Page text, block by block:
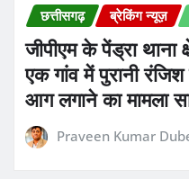
छत्तीसगढ़ ब्रेकिंग न्यूज़
जीपीएम के पेंड्रा थाना
एक गांव में पुरानी
आग लगाने का मामला
Praveen Kumar